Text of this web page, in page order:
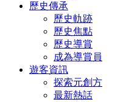
歷史傳承
歷史軌跡
歷史焦點
歷史導賞
成為導賞員
遊客資訊
探索元創方
最新熱話